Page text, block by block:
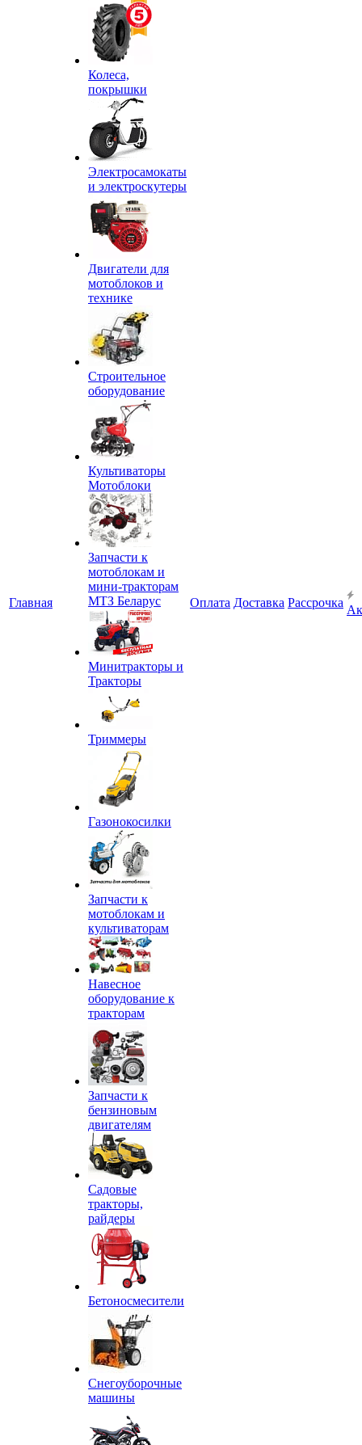
Главная
Колеса,
покрышки
Электросамокаты
и электроскутеры
Двигатели для
мотоблоков и
технике
Строительное
оборудование
Культиваторы
Мотоблоки
Запчасти к
мотоблокам и
мини-тракторам
МТЗ Беларус
Минитракторы и
Тракторы
Триммеры
Газонокосилки
Запчасти к
мотоблокам и
культиваторам
Навесное
оборудование к
тракторам
Запчасти к
бензиновым
двигателям
Садовые
тракторы,
райдеры
Бетоносмесители
Снегоуборочные
машины
Оплата Доставка Рассрочка